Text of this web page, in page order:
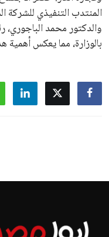
المنتدب التنفيذي للشركة
والدكتور محمد الباجوري،
بالوزارة، مما يعكس